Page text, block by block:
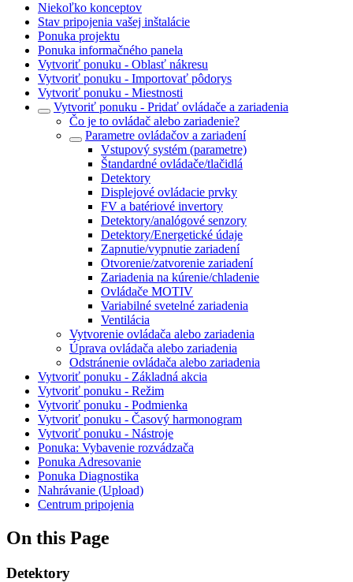
Niekoľko konceptov
Stav pripojenia vašej inštalácie
Ponuka projektu
Ponuka informačného panela
Vytvoriť ponuku - Oblasť nákresu
Vytvoriť ponuku - Importovať pôdorys
Vytvoriť ponuku - Miestnosti
Vytvoriť ponuku - Pridať ovládače a zariadenia
Čo je to ovládač alebo zariadenie?
Parametre ovládačov a zariadení
Vstupový systém (parametre)
Štandardné ovládače/tlačidlá
Detektory
Displejové ovládacie prvky
FV a batériové invertory
Detektory/analógové senzory
Detektory/Energetické údaje
Zapnutie/vypnutie zariadení
Otvorenie/zatvorenie zariadení
Zariadenia na kúrenie/chladenie
Ovládače MOTIV
Variabilné svetelné zariadenia
Ventilácia
Vytvorenie ovládača alebo zariadenia
Úprava ovládača alebo zariadenia
Odstránenie ovládača alebo zariadenia
Vytvoriť ponuku - Základná akcia
Vytvoriť ponuku - Režim
Vytvoriť ponuku - Podmienka
Vytvoriť ponuku - Časový harmonogram
Vytvoriť ponuku - Nástroje
Ponuka: Vybavenie rozvádzača
Ponuka Adresovanie
Ponuka Diagnostika
Nahrávanie (Upload)
Centrum pripojenia
On this Page
Detektory